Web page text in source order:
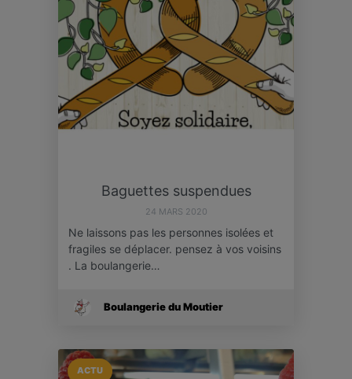
Baguettes suspendues
24 MARS 2020
Ne laissons pas les personnes isolées et
fragiles se déplacer. pensez à vos voisins
. La boulangerie…
Boulangerie du Moutier
ACTU